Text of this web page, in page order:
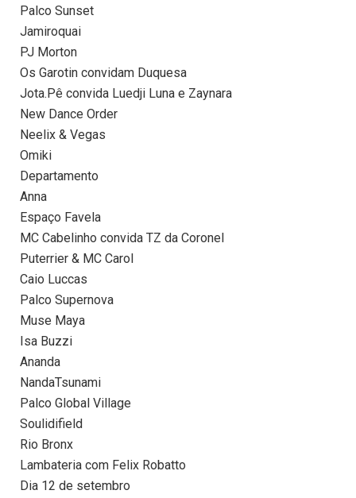
Palco Sunset
Jamiroquai
PJ Morton
Os Garotin convidam Duquesa
Jota.Pê convida Luedji Luna e Zaynara
New Dance Order
Neelix & Vegas
Omiki
Departamento
Anna
Espaço Favela
MC Cabelinho convida TZ da Coronel
Puterrier & MC Carol
Caio Luccas
Palco Supernova
Muse Maya
Isa Buzzi
Ananda
NandaTsunami
Palco Global Village
Soulidifield
Rio Bronx
Lambateria com Felix Robatto
Dia 12 de setembro